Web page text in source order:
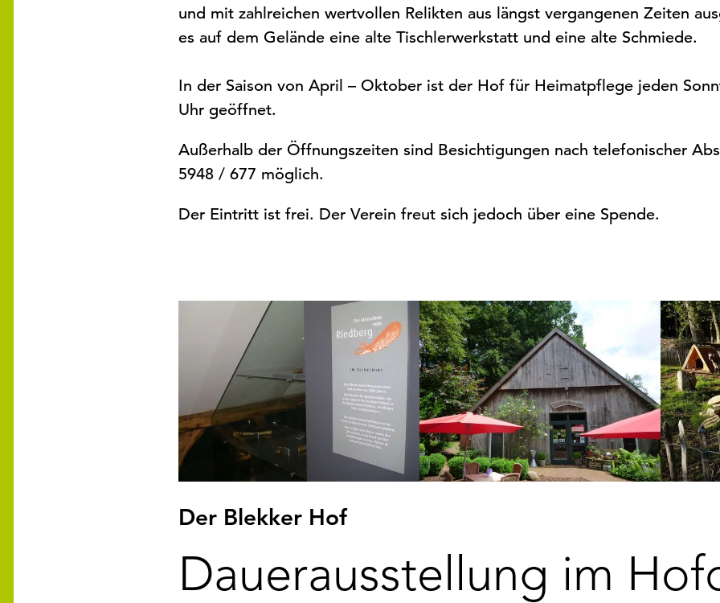
und mit zahlreichen wertvollen Relikten aus längst vergangenen Zeiten
es auf dem Gelände eine alte Tischlerwerkstatt und eine alte Schmiede.
In der Saison von April – Oktober ist der Hof für Heimatpflege jeden
Uhr geöffnet.
Außerhalb der Öffnungszeiten sind Besichtigungen nach telefonischer
5948 / 677 möglich.
Der Eintritt ist frei. Der Verein freut sich jedoch über eine Spende.
Der Blekker Hof
Dauerausstellung im